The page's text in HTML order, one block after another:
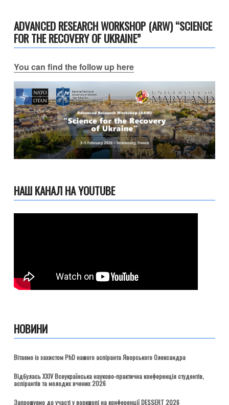
ADVANCED RESEARCH WORKSHOP (ARW) “SCIENCE
FOR THE RECOVERY OF UKRAINE”
You can find the follow up here
НАШ КАНАЛ НА YOUTUBE
НОВИНИ
Вітаємо із захистом PhD нашого аспіранта Яворського Олександра
Відбулась ХХІV Всеукраїнська науково-практична конференція студентів,
аспірантів та молодих вчених 2026
Запрошуємо до участі у воркшопі на конференції DESSERT 2026